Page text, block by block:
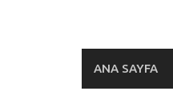
ANA SAYFA